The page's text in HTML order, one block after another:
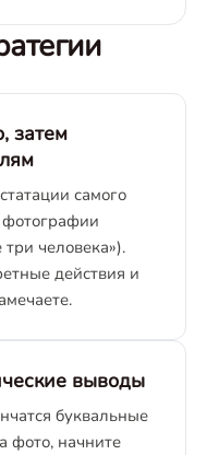
затем
самого
человека»).
действия и
выводы
буквальные
фото, начните